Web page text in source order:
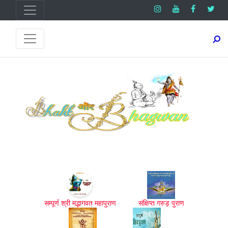
सम्पूर्ण श्री मद्भागवत महापुराण संक्षिप्त गरुड़ पुराण